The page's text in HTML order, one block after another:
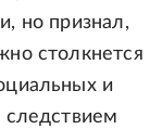
но признал,
столкнется
и
следствием